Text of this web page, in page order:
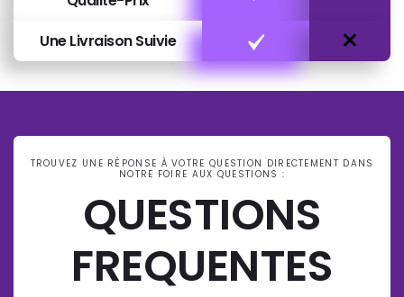
Une Livraison Suivie
TROUVEZ UNE RÉPONSE À VOTRE QUESTION DIRECTEMENT DANS
NOTRE FOIRE AUX QUESTIONS :
QUESTIONS
FREQUENTES